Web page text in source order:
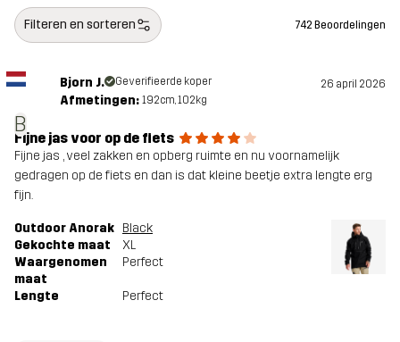
Filteren en sorteren 742 Beoordelingen
B
Bjorn J. Geverifieerde koper 26 april 2026
Afmetingen: 192cm, 102kg
Fijne jas voor op de fiets
Fijne jas , veel zakken en opberg ruimte en nu voornamelijk
gedragen op de fiets en dan is dat kleine beetje extra lengte erg
fijn.
Outdoor Anorak Black
Gekochte maat
XL
Waargenomen
maat
Perfect
Lengte Perfect